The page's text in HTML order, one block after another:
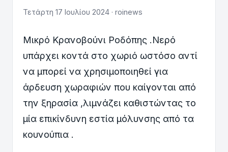
Τετάρτη 17 Ιουλίου 2024 · roinews
Μικρό Κρανοβούνι Ροδόπης .Νερό
υπάρχει κοντά στο χωριό ωστόσο αντί
να μπορεί να χρησιμοποιηθεί για
άρδευση χωραφιών που καίγονται από
την ξηρασία ,λιμνάζει καθιστώντας το
μία επικίνδυνη εστία μόλυνσης από τα
κουνούπια .